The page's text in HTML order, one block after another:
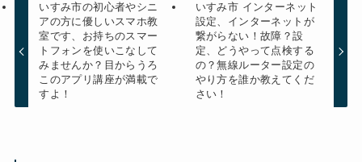
いすみ市の初心者やシニ
アの方に優しいスマホ教
室です、お持ちのスマー
トフォンを使いこなして
みませんか？目からうろ
このアプリ講座が満載で
すよ！
いすみ市 インターネット
設定、インターネットが
繋がらない！故障？設
定、どうやって点検する
の？無線ルーター設定の
やり方を誰か教えてくだ
さい！